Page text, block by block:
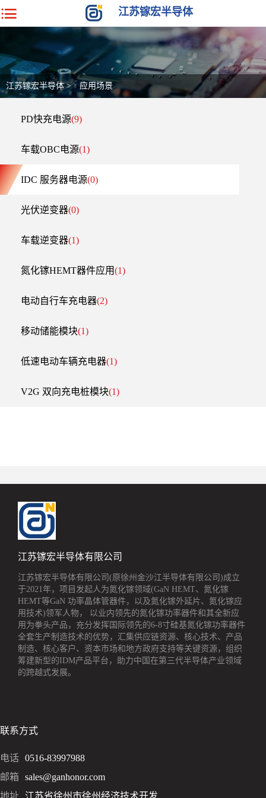
江苏镓宏半导体
江苏镓宏半导体> 应用场景
PD快充电源(9)
车载OBC电源(1)
IDC 服务器电源(0)
光伏逆变器(0)
车载逆变器(1)
氮化镓HEMT器件应用(1)
电动自行车充电器(2)
移动储能模块(1)
低速电动车辆充电器(1)
V2G 双向充电桩模块(1)
江苏镓宏半导体有限公司
江苏镓宏半导体有限公司(原徐州金沙江半导体有限公司)成立
于2021年，项目发起人为氮化镓领域(GaN HEMT、氮化镓
HEMT等GaN 功率晶体管器件，以及氮化镓外延片、氮化镓应
用技术)领军人物， 以业内领先的氮化镓功率器件和其全新应
用为拳头产品，充分发挥国际领先的6-8寸硅基氮化镓功率器件
全套生产制造技术的优势，汇集供应链资源、核心技术、产品
制造、核心客户、资本市场和地方政府支持等关键资源，组织
筹建新型的IDM产品平台，助力中国在第三代半导体产业领域
的跨越式发展。
联系方式
电话 0516-83997988
邮箱
sales@ganhonor.com
地址
江苏省徐州市徐州经济技术开发